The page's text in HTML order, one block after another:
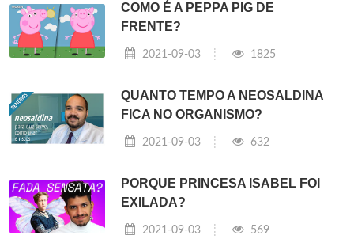
COMO É A PEPPA PIG DE
FRENTE?
2021-09-03 1825
QUANTO TEMPO A NEOSALDINA
FICA NO ORGANISMO?
2021-09-03 632
PORQUE PRINCESA ISABEL FOI
EXILADA?
2021-09-03 569